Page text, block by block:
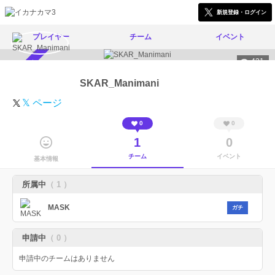
新規登録・ログイン
プレイヤー チーム イベント
421
SKAR_Manimani
𝕏 ページ
基本情報
0
1
チーム
0
0
イベント
所属中 （ 1 ）
MASK ガチ
申請中 （ 0 ）
申請中のチームはありません